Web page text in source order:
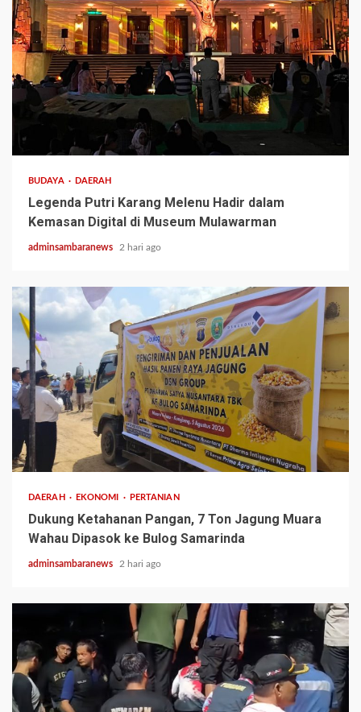
BUDAYA DAERAH
Legenda Putri Karang Melenu Hadir dalam
Kemasan Digital di Museum Mulawarman
adminsambaranews 2 hari ago
1 min read
DAERAH EKONOMI PERTANIAN
Dukung Ketahanan Pangan, 7 Ton Jagung Muara
Wahau Dipasok ke Bulog Samarinda
adminsambaranews 2 hari ago